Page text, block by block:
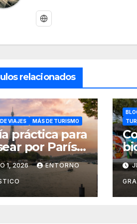
relacionados
VIAJES MÁS DE TURISMO
práctica para
por París
seguridad
1, 2026 ENTORNO